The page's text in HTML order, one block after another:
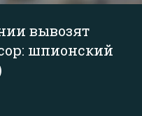
вывозят
шпионский